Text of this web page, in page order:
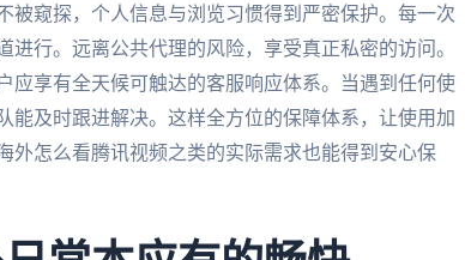
窥探，个人信息与浏览习惯得到严密保护。每一次
行。远离公共代理的风险，享受真正私密的访问。
应享有全天候可触达的客服响应体系。当遇到任何使
及时跟进解决。这样全方位的保障体系，让使用加
外怎么看腾讯视频之类的实际需求也能得到安心保